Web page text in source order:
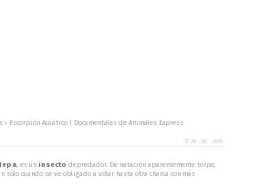
› Escorpión Acuático | Documentales de Animales Express
28 - 05 - 2015
, es uninsecto depredador. De natación aparentemente torpe,
sólo cuando se ve obligado a volar hasta otra charca con más